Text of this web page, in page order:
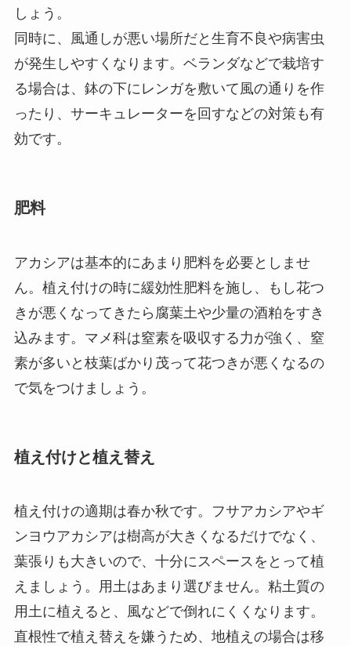
しょう。
同時に、風通しが悪い場所だと生育不良や病害虫
が発生しやすくなります。ベランダなどで栽培す
る場合は、鉢の下にレンガを敷いて風の通りを作
ったり、サーキュレーターを回すなどの対策も有
効です。
肥料
アカシアは基本的にあまり肥料を必要としませ
ん。植え付けの時に緩効性肥料を施し、もし花つ
きが悪くなってきたら腐葉土や少量の酒粕をすき
込みます。マメ科は窒素を吸収する力が強く、窒
素が多いと枝葉ばかり茂って花つきが悪くなるの
で気をつけましょう。
植え付けと植え替え
植え付けの適期は春か秋です。フサアカシアやギ
ンヨウアカシアは樹高が大きくなるだけでなく、
葉張りも大きいので、十分にスペースをとって植
えましょう。用土はあまり選びません。粘土質の
用土に植えると、風などで倒れにくくなります。
直根性で植え替えを嫌うため、地植えの場合は移